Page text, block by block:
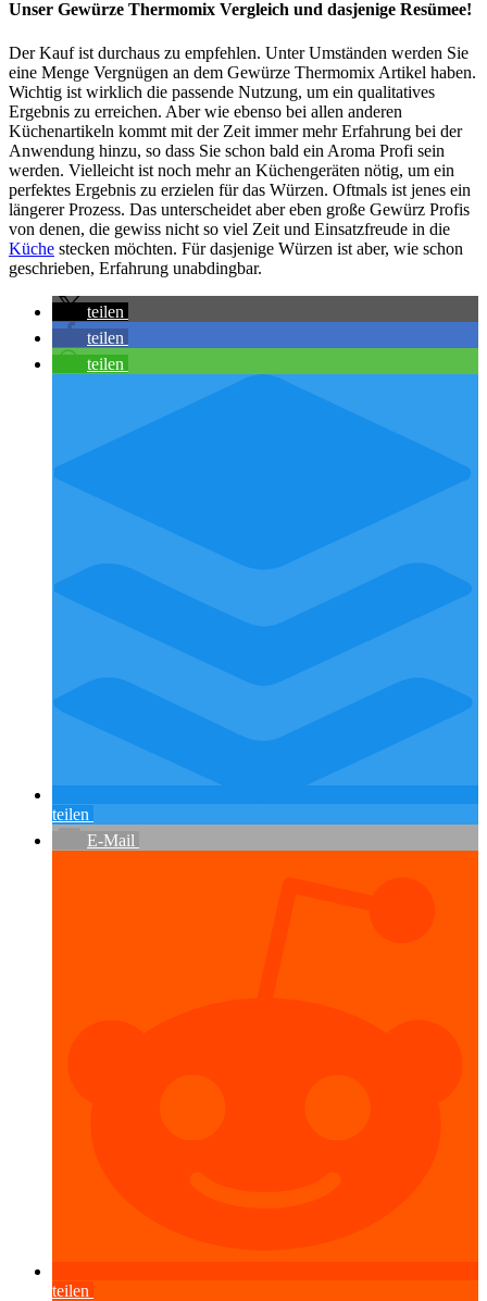
Unser Gewürze Thermomix Vergleich und dasjenige Resümee!
Der Kauf ist durchaus zu empfehlen. Unter Umständen werden Sie
eine Menge Vergnügen an dem Gewürze Thermomix Artikel haben.
Wichtig ist wirklich die passende Nutzung, um ein qualitatives
Ergebnis zu erreichen. Aber wie ebenso bei allen anderen
Küchenartikeln kommt mit der Zeit immer mehr Erfahrung bei der
Anwendung hinzu, so dass Sie schon bald ein Aroma Profi sein
werden. Vielleicht ist noch mehr an Küchengeräten nötig, um ein
perfektes Ergebnis zu erzielen für das Würzen. Oftmals ist jenes ein
längerer Prozess. Das unterscheidet aber eben große Gewürz Profis
von denen, die gewiss nicht so viel Zeit und Einsatzfreude in die
Küche stecken möchten. Für dasjenige Würzen ist aber, wie schon
geschrieben, Erfahrung unabdingbar.
teilen
teilen
teilen
teilen
E-Mail
teilen